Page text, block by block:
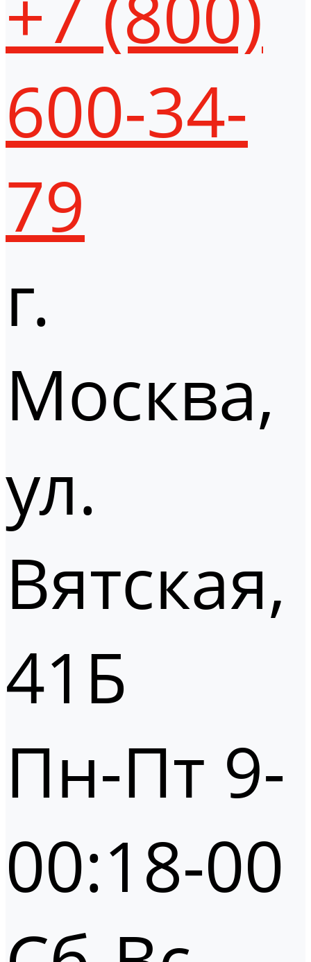
600-34-
79
г.
Москва,
ул.
Вятская,
41Б
Пн-Пт 9-
00:18-00